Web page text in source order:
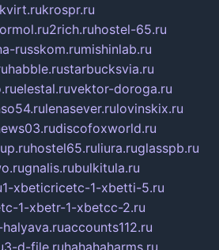
krospr.ru
2rich.ruhostel-65.ru
russkom.rumishinlab.ru
habble.rustarbucksvia.ru
elestal.ruvektor-doroga.ru
lenasever.rulovinskix.ru
discofoxworld.ru
hostel65.ruliura.ruglasspb.ru
gnalis.rubulkitula.ru
1-xbeticricetc-1-xbetti-5.ru
1-xbetr-1-xbetcc-2.ru
accounts112.ru
3-d-file.ruhahahaharms.ru